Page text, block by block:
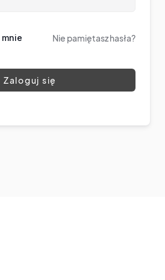
Nie pamiętasz hasła?
Zaloguj się